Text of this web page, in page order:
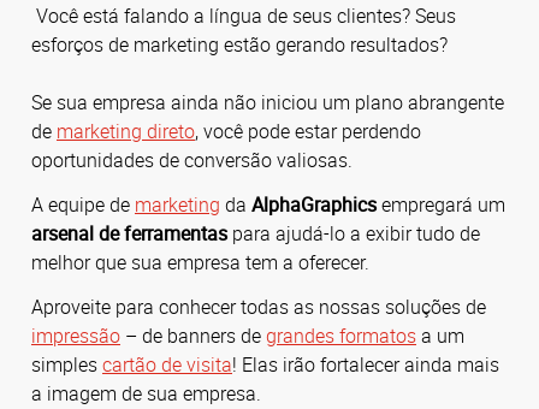
Você está falando a língua de seus clientes? Seus
esforços de marketing estão gerando resultados?
Se sua empresa ainda não iniciou um plano abrangente
de marketing direto, você pode estar perdendo
oportunidades de conversão valiosas.
A equipe de marketing da AlphaGraphicsempregará um
arsenal de ferramentas para ajudá-lo a exibir tudo de
melhor que sua empresa tem a oferecer.
Aproveite para conhecer todas as nossas soluções de
impressão – de banners degrandes formatosa um
simplescartão de visita! Elas irão fortalecer ainda mais
a imagem de sua empresa.